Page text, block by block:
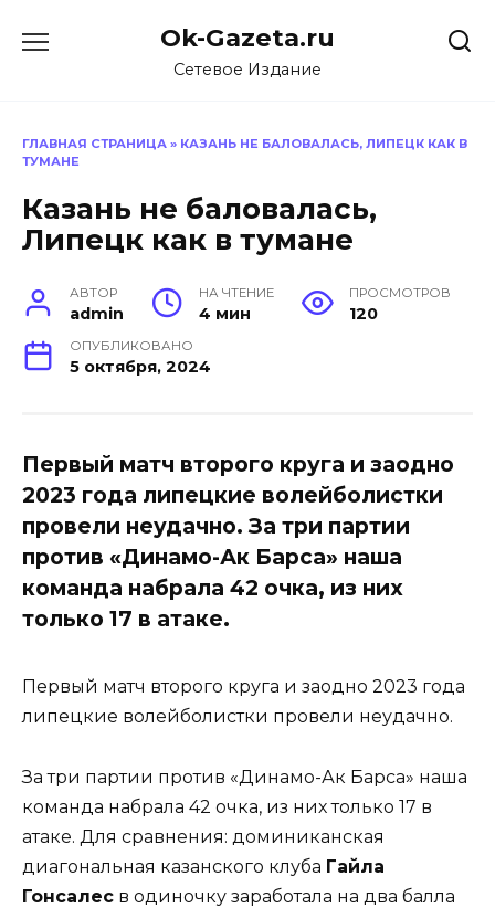
Ok-Gazeta.ru
Сетевое Издание
ГЛАВНАЯ СТРАНИЦА » КАЗАНЬ НЕ БАЛОВАЛАСЬ, ЛИПЕЦК КАК В
ТУМАНЕ
Казань не баловалась,
Липецк как в тумане
АВТОР
admin
НА ЧТЕНИЕ
4 мин
ПРОСМОТРОВ
120
ОПУБЛИКОВАНО
5 октября, 2024
Первый матч второго круга и заодно
2023 года липецкие волейболистки
провели неудачно. За три партии
против «Динамо-Ак Барса» наша
команда набрала 42 очка, из них
только 17 в атаке.
Первый матч второго круга и заодно 2023 года
липецкие волейболистки провели неудачно.
За три партии против «Динамо-Ак Барса» наша
команда набрала 42 очка, из них только 17 в
атаке. Для сравнения: доминиканская
диагональная казанского клуба Гайла
Гонсалес в одиночку заработала на два балла